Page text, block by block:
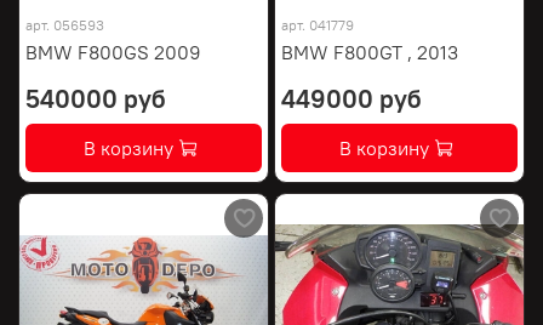
арт. 056593
BMW F800GS 2009
540000 руб
В корзину
арт. 041779
BMW F800GT , 2013
449000 руб
В корзину